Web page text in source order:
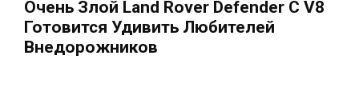
Очень Злой Land Rover Defender С V8
Готовится Удивить Любителей
Внедорожников